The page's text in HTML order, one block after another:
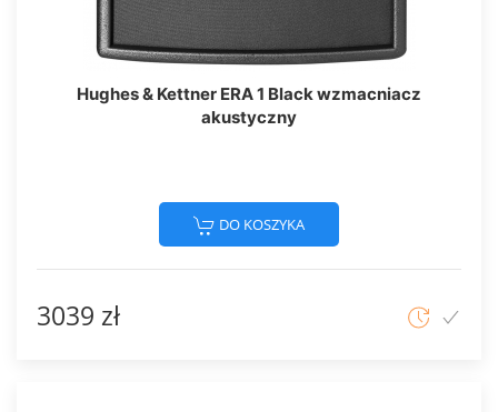
Hughes & Kettner ERA 1 Black wzmacniacz
akustyczny
DO KOSZYKA
3039 zł